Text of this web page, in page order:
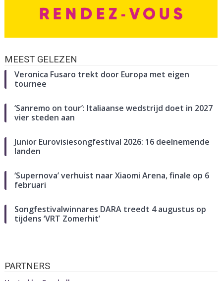
MEEST GELEZEN
Veronica Fusaro trekt door Europa met eigen
tournee
‘Sanremo on tour’: Italiaanse wedstrijd doet in 2027
vier steden aan
Junior Eurovisiesongfestival 2026: 16 deelnemende
landen
‘Supernova’ verhuist naar Xiaomi Arena, finale op 6
februari
Songfestivalwinnares DARA treedt 4 augustus op
tijdens ‘VRT Zomerhit’
PARTNERS